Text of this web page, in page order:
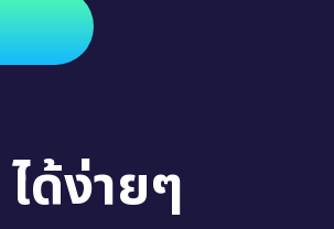
ด้ง่ายๆ